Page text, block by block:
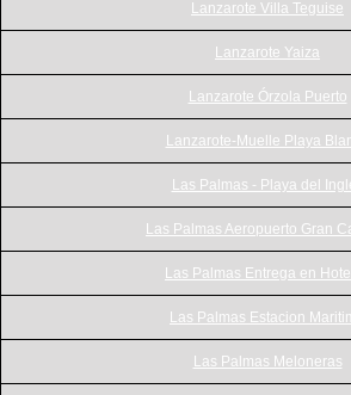
Lanzarote Villa Teguise
Lanzarote Yaiza
Lanzarote Órzola Puerto
Lanzarote-Muelle Playa
Las Palmas - Playa del
Las Palmas Aeropuerto Gran
Las Palmas Entrega en
Las Palmas Estacion
Las Palmas Meloneras